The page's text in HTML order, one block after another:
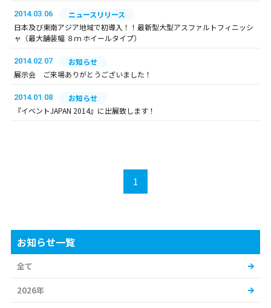
2014.03.06
ニュースリリース
日本及び東南アジア地域で初導入！！最新型大型アスファルトフィニッシ
ャ（最大舗装幅 ８ｍ ホイールタイプ）
2014.02.07
お知らせ
展示会 ご来場ありがとうございました！
2014.01.08
お知らせ
『イベントJAPAN 2014』に出展致します！
1
お知らせ一覧
全て
2026年